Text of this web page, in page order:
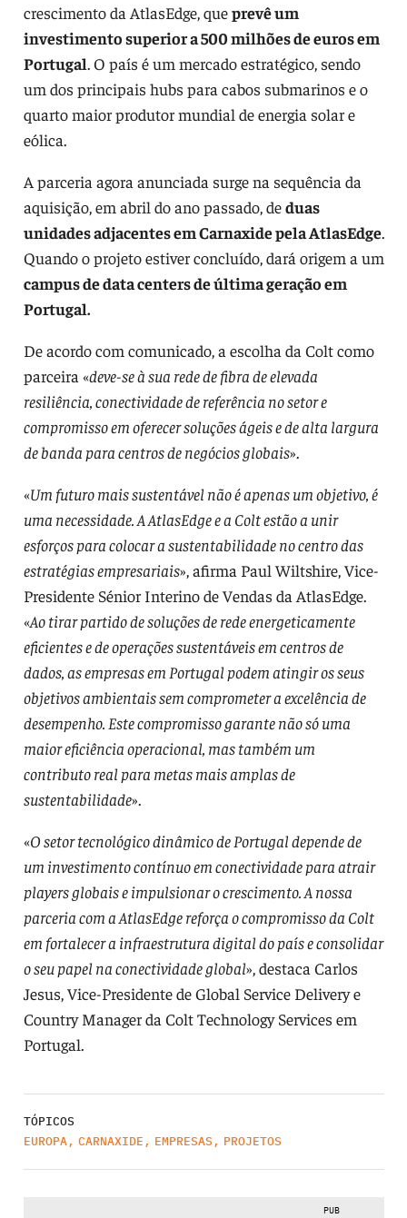
crescimento da AtlasEdge, queprevê um
investimento superior a 500 milhões de euros em
Portugal. O país é um mercado estratégico, sendo
um dos principais hubs para cabos submarinos e o
quarto maior produtor mundial de energia solar e
eólica.
A parceria agora anunciada surge na sequência da
aquisição, em abril do ano passado, deduas
unidades adjacentes em Carnaxide pela AtlasEdge.
Quando o projeto estiver concluído, dará origem a um
campus de data centers de última geração em
Portugal.
De acordo com comunicado, a escolha da Colt como
parceira «deve-se à sua rede de fibra de elevada
resiliência, conectividade de referência no setor e
compromisso em oferecer soluções ágeis e de alta largura
de banda para centros de negócios globais».
«Um futuro mais sustentável não é apenas um objetivo, é
uma necessidade. A AtlasEdge e a Colt estão a unir
esforços para colocar a sustentabilidade no centro das
estratégias empresariais», afirma Paul Wiltshire, Vice-
Presidente Sénior Interino de Vendas da AtlasEdge.
«Ao tirar partido de soluções de rede energeticamente
eficientes e de operações sustentáveis em centros de
dados, as empresas em Portugal podem atingir os seus
objetivos ambientais sem comprometer a excelência de
desempenho. Este compromisso garante não só uma
maior eficiência operacional, mas também um
contributo real para metas mais amplas de
sustentabilidade».
«O setor tecnológico dinâmico de Portugal depende de
um investimento contínuo em conectividade para atrair
players globais e impulsionar o crescimento. A nossa
parceria com a AtlasEdge reforça o compromisso da Colt
em fortalecer a infraestrutura digital do país e consolidar
o seu papel na conectividade global», destaca Carlos
Jesus, Vice-Presidente de Global Service Delivery e
Country Manager da Colt Technology Services em
Portugal.
TÓPICOS
EUROPA, CARNAXIDE , EMPRESAS , PROJETOS
PUB